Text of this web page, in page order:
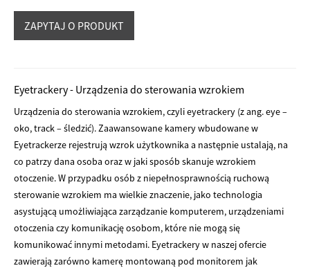
Dynavox
-
Eyetrackery - Urządzenia do sterowania wzrokiem
Urządzenia do sterowania wzrokiem, czyli eyetrackery (z ang. eye –
oko, track – śledzić). Zaawansowane kamery wbudowane w
Eyetrackerze rejestrują wzrok użytkownika a następnie ustalają, na
co patrzy dana osoba oraz w jaki sposób skanuje wzrokiem
otoczenie. W przypadku osób z niepełnosprawnością ruchową
sterowanie wzrokiem ma wielkie znaczenie, jako technologia
asystującą umożliwiająca zarządzanie komputerem, urządzeniami
otoczenia czy komunikację osobom, które nie mogą się
komunikować innymi metodami. Eyetrackery w naszej ofercie
zawierają zarówno kamerę montowaną pod monitorem jak